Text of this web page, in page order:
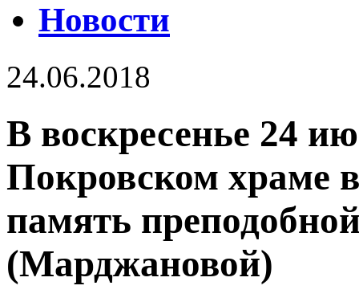
Новости
24.06.2018
В воскресенье 24
Покровском храме
память
(Марджановой)